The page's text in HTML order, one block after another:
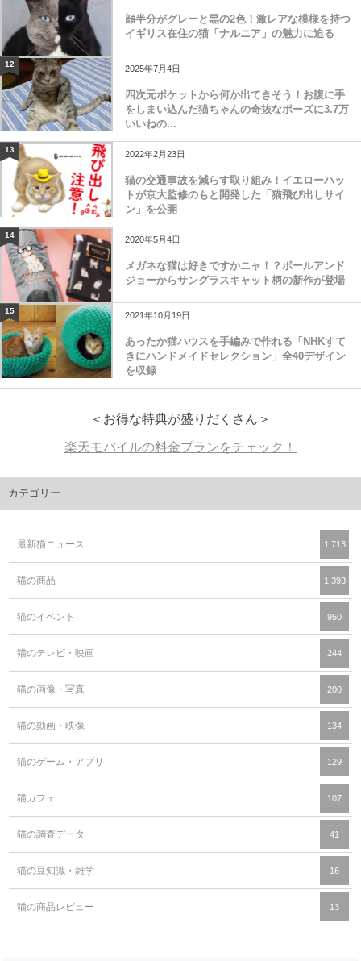
顔半分がグレーと黒の2色！激レアな模様を持つ
イギリス在住の猫「ナルニア」の魅力に迫る
12 2025年7月4日
四次元ポケットから何か出てきそう！お腹に手
をしまい込んだ猫ちゃんの奇抜なポーズに3.7万
いいねの...
13 2022年2月23日
猫の交通事故を減らす取り組み！イエローハッ
トが京大監修のもと開発した「猫飛び出しサイ
ン」を公開
14 2020年5月4日
メガネな猫は好きですかニャ！？ポールアンド
ジョーからサングラスキャット柄の新作が登場
15 2021年10月19日
あったか猫ハウスを手編みで作れる「NHKすて
きにハンドメイドセレクション」全40デザイン
を収録
＜お得な特典が盛りだくさん＞
楽天モバイルの料金プランをチェック！
カテゴリー
最新猫ニュース 1,713
猫の商品 1,393
猫のイベント 950
猫のテレビ・映画 244
猫の画像・写真 200
猫の動画・映像 134
猫のゲーム・アプリ 129
猫カフェ 107
猫の調査データ 41
猫の豆知識・雑学 16
猫の商品レビュー 13